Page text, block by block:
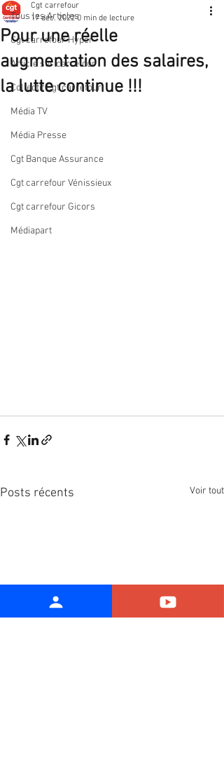
Tous les Articles
Cgt carrefour Hyper
Article sur carrefour
Collectif Cgt carrefour
Média TV
Média Presse
Cgt Banque Assurance
Cgt carrefour Vénissieux
Cgt carrefour Gicors
Médiapart
Pour une réelle
augmentation des salaires,
la lutte continue !!!
Cgt carrefour
17 déc. 2022 0 min de lecture
Posts récents Voir tout